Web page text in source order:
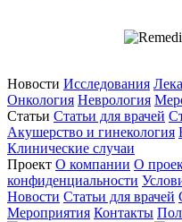
Новости Исследования
Онкология Неврология
Статьи Статьи для врачей
Акушерство и гинекология
Клинические случаи
Проект О компании О
конфиденциальности
Новости Статьи для врачей
Мероприятия Контакты